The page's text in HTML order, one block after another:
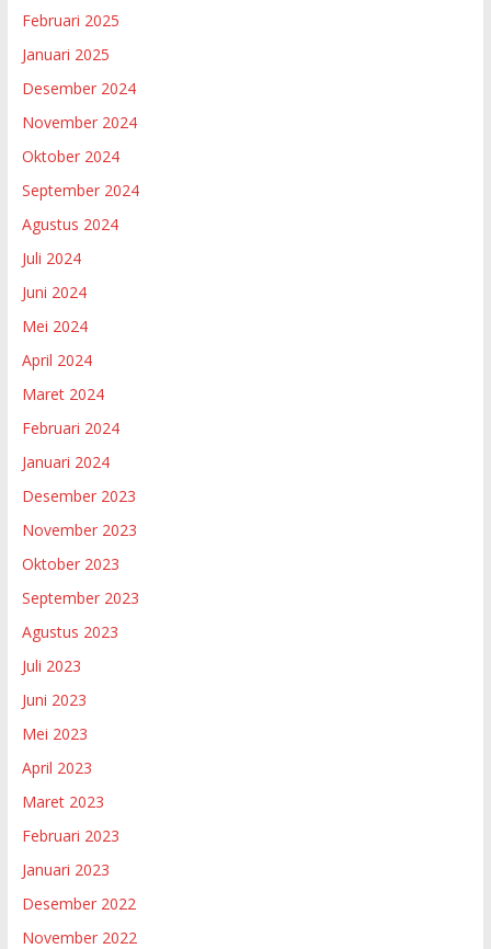
Februari 2025
Januari 2025
Desember 2024
November 2024
Oktober 2024
September 2024
Agustus 2024
Juli 2024
Juni 2024
Mei 2024
April 2024
Maret 2024
Februari 2024
Januari 2024
Desember 2023
November 2023
Oktober 2023
September 2023
Agustus 2023
Juli 2023
Juni 2023
Mei 2023
April 2023
Maret 2023
Februari 2023
Januari 2023
Desember 2022
November 2022